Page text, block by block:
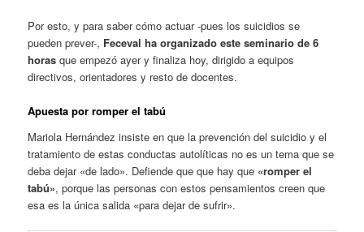
Por esto, y para saber cómo actuar -pues los suicidios se
pueden prever-, Feceval ha organizado este seminario de 6
horasque empezó ayer y finaliza hoy, dirigido a equipos
directivos, orientadores y resto de docentes.
Apuesta por romper el tabú
Mariola Hernández insiste en que la prevención del suicidio y el
tratamiento de estas conductas autolíticas no es un tema que se
deba dejar «de lado». Defiende que que hay que «romper el
tabú», porque las personas con estos pensamientos creen que
esa es la única salida «para dejar de sufrir».